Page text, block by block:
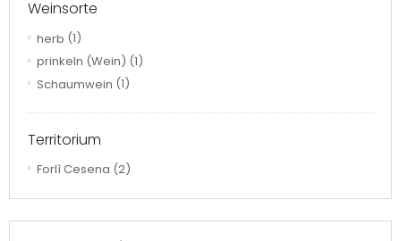
Weinsorte
herb (1)
prinkeln (Wein) (1)
Schaumwein (1)
Territorium
Forlì Cesena (2)